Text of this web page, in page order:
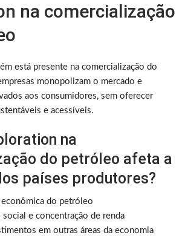
na comercialização
está presente na comercialização do
monopolizam o mercado e
aos consumidores, sem oferecer
e acessíveis.
na
do petróleo afeta a
países produtores?
econômica do petróleo
social e concentração de renda
em outras áreas da economia